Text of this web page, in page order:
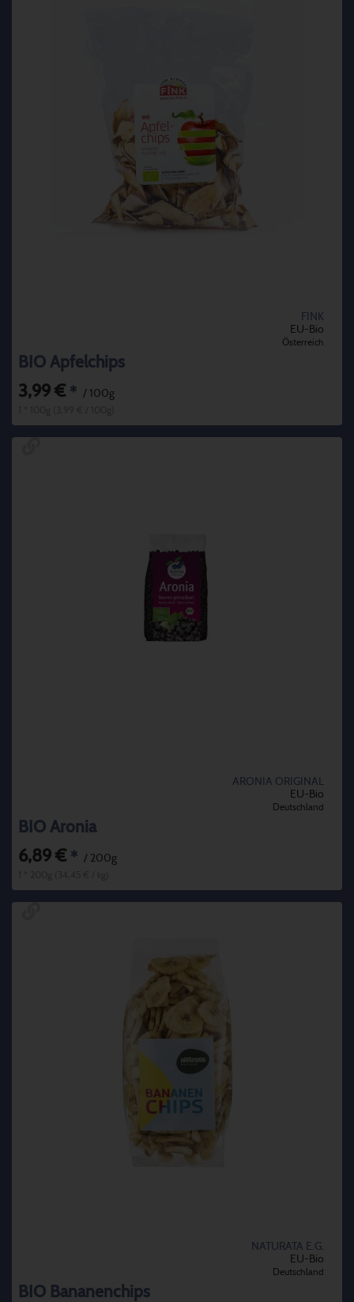
FINK
EU-Bio
Österreich
BIO Apfelchips
3,99 € * / 100g
ARONIA ORIGINAL
EU-Bio
Deutschland
BIO Aronia
6,89 € * / 200g
NATURATA E.G.
EU-Bio
Deutschland
BIO Bananenchips